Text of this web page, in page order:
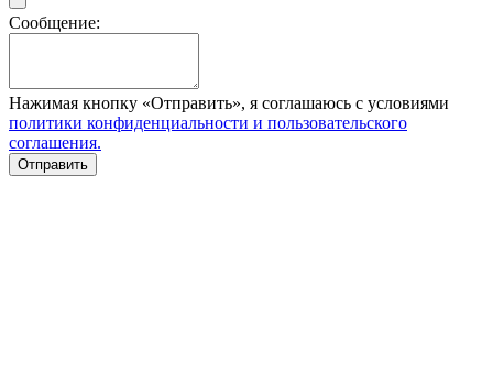
Сообщение:
Нажимая кнопку «Отправить», я соглашаюсь с условиями
политики конфиденциальности и пользовательского
соглашения.
Отправить